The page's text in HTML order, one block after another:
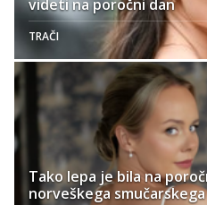
videti na poročni dan
TRAČI
Tako lepa je bila na
norveškega